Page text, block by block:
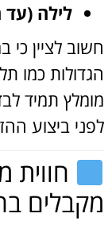
לילה (עד
חשוב לציין כי
הגדולות כמו
מומלץ תמיד
לפני ביצוע
מקבלים